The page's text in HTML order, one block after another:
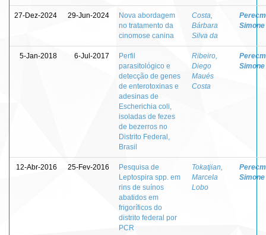
27-Dez-2024 29-Jun-2024
Nova abordagem
no tratamento da
cinomose canina
Costa,
Bárbara
Silva da
Simone
5-Jan-2018 6-Jul-2017
Perfil
parasitológico e
detecção de genes
de enterotoxinas e
adesinas de
Escherichia coli,
isoladas de fezes
de bezerros no
Distrito Federal,
Brasil
Ribeiro,
Diego
Maués
Costa
Simone
12-Abr-2016 25-Fev-2016
Pesquisa de
Leptospira spp. em
rins de suínos
abatidos em
frigoríficos do
distrito federal por
PCR
Tokatjian,
Marcela
Lobo
Simone